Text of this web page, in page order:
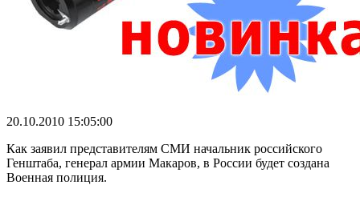
20.10.2010 15:05:00
Как заявил представителям СМИ начальник российского
Генштаба, генерал армии Макаров, в России будет создана
Военная полиция.